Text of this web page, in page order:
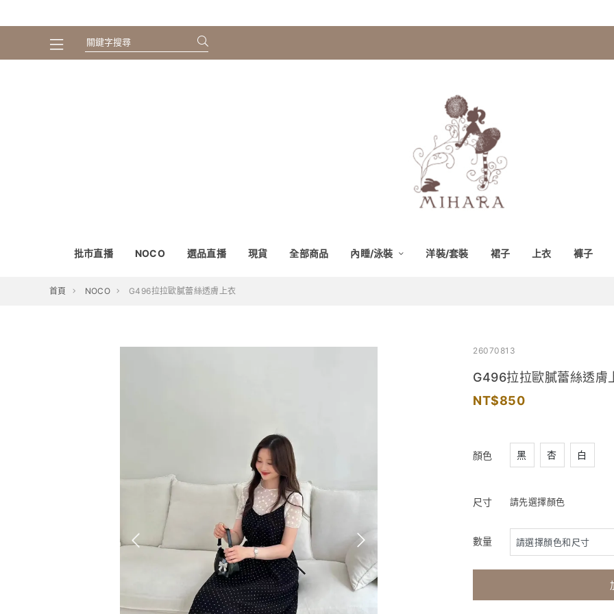
批市直播 NOCO 選品直播 現貨 全部商品 內睡/泳裝 洋裝/套裝 裙子 上衣 褲子
首頁 NOCO G496拉拉歐膩蕾絲透膚上衣
26070813
G496拉拉歐膩蕾絲透膚
850
顏色 黑 杏 白
尺寸 請先選擇顏色
數量